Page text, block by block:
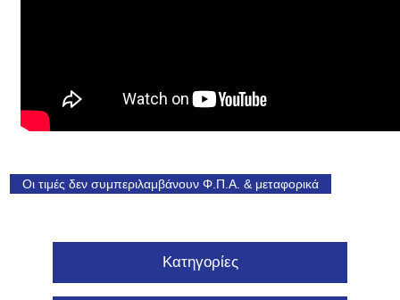
Οι τιμές δεν συμπεριλαμβάνουν Φ.Π.Α. & μεταφορικά
Κατηγορίες